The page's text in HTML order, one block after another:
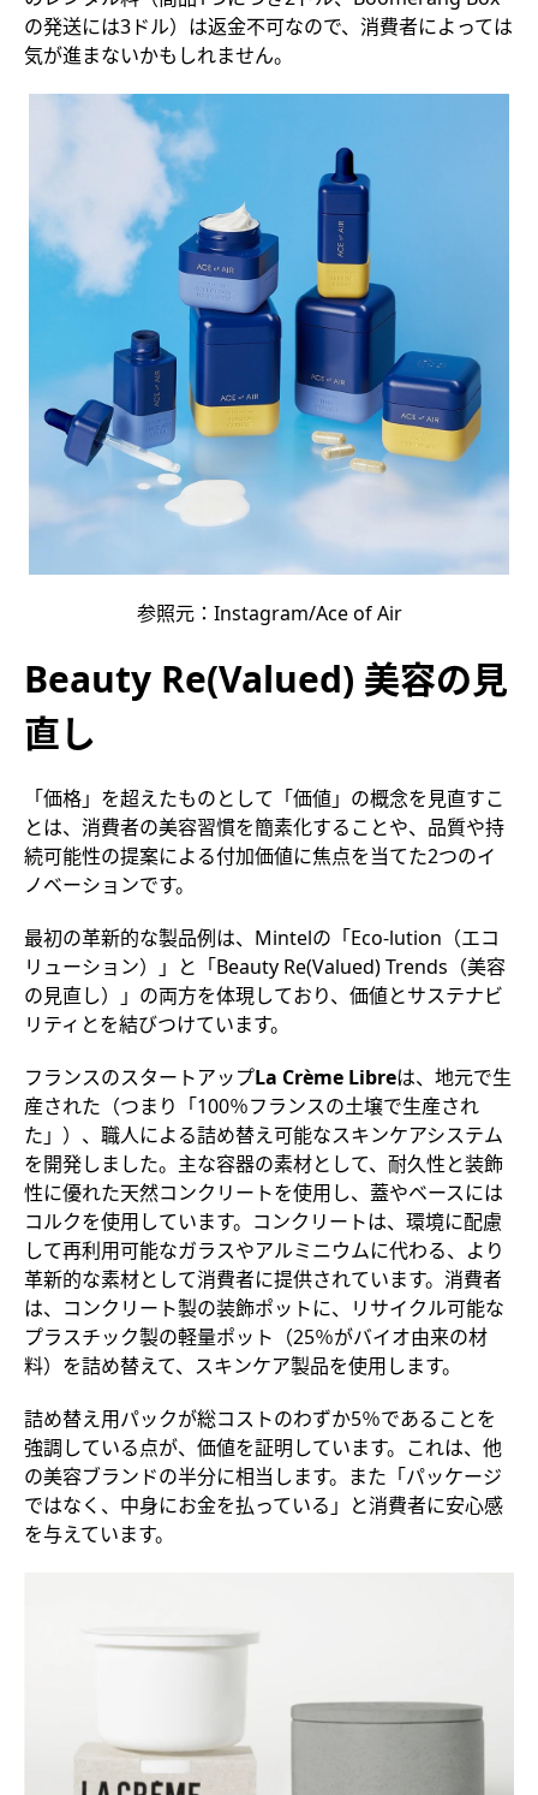
の発送には3ドル）は返金不可なので、消費者によっては
気が進まないかもしれません。
参照元：Instagram/Ace of Air
Beauty Re(Valued) 美容の見
直し
「価格」を超えたものとして「価値」の概念を見直すこ
とは、消費者の美容習慣を簡素化することや、品質や持
続可能性の提案による付加価値に焦点を当てた2つのイ
ノベーションです。
最初の革新的な製品例は、Mintelの「Eco-lution（エコ
リューション）」と「Beauty Re(Valued) Trends（美容
の見直し）」の両方を体現しており、価値とサステナビ
リティとを結びつけています。
フランスのスタートアップLa Crème Libreは、地元で生
産された（つまり「100％フランスの土壌で生産され
た」）、職人による詰め替え可能なスキンケアシステム
を開発しました。主な容器の素材として、耐久性と装飾
性に優れた天然コンクリートを使用し、蓋やベースには
コルクを使用しています。コンクリートは、環境に配慮
して再利用可能なガラスやアルミニウムに代わる、より
革新的な素材として消費者に提供されています。消費者
は、コンクリート製の装飾ポットに、リサイクル可能な
プラスチック製の軽量ポット（25％がバイオ由来の材
料）を詰め替えて、スキンケア製品を使用します。
詰め替え用パックが総コストのわずか5％であることを
強調している点が、価値を証明しています。これは、他
の美容ブランドの半分に相当します。また「パッケージ
ではなく、中身にお金を払っている」と消費者に安心感
を与えています。